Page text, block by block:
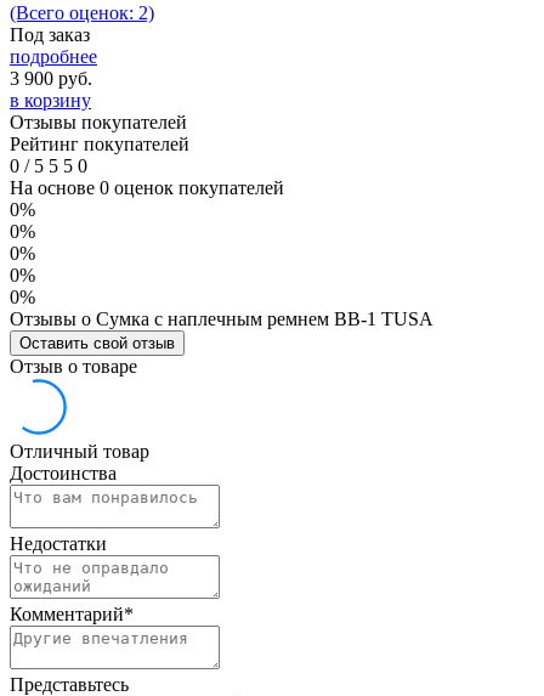
(Всего оценок: 2)
Под заказ
подробнее
3 900 руб.
в корзину
Отзывы покупателей
Рейтинг покупателей
0 /5 5 5 0
На основе 0 оценок покупателей
0%
0%
0%
0%
0%
Отзывы о Сумка с наплечным ремнем BB-1 TUSA
Оставить свой отзыв
Отзыв о товаре
Отличный товар
Достоинства
Недостатки
Комментарий*
Представьтесь